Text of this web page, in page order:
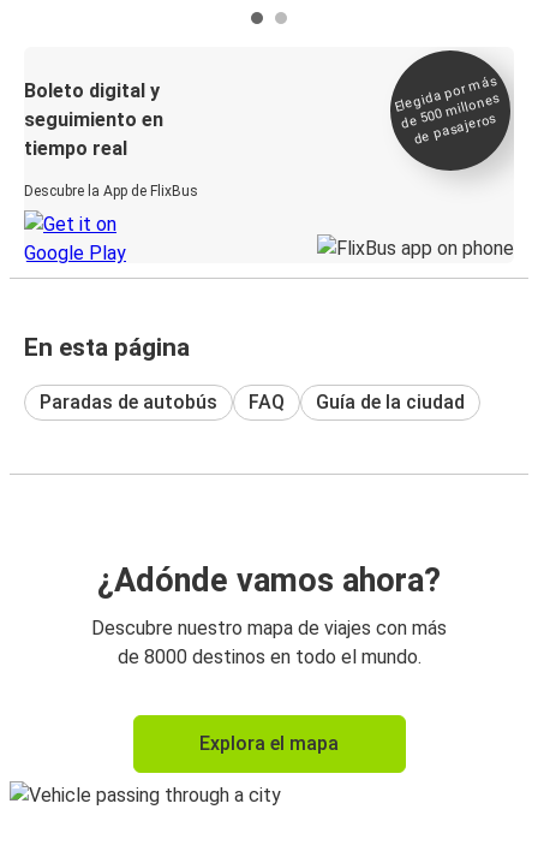
Boleto digital y
seguimiento en
tiempo real
Descubre la App de FlixBus
Elegida por
más
de 500
millones
de pasajeros
En esta página
Paradas de autobús FAQ Guía de la ciudad
¿Adónde vamos ahora?
Descubre nuestro mapa de viajes con más
de 8000 destinos en todo el mundo.
Explora el mapa